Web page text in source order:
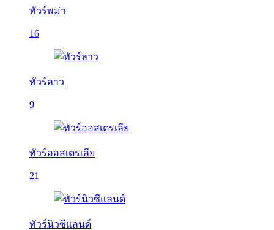
ทัวร์พม่า
16
ทัวร์ลาว
9
ทัวร์ออสเตรเลีย
21
ทัวร์นิวซีแลนด์